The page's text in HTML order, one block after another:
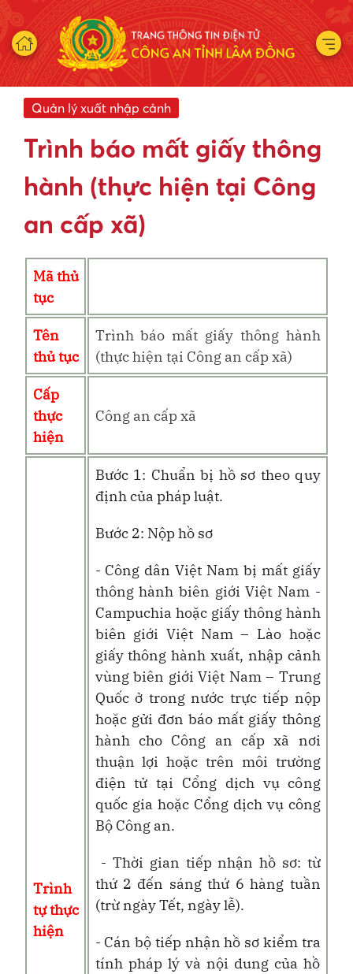
Quản lý xuất nhập cảnh
Trình báo mất giấy thông
hành (thực hiện tại Công
an cấp xã)
Mã thủ
tục
Tên
thủ tục
Trình báo mất giấy thông hành
(thực hiện tại Công an cấp xã)
Cấp
thực
hiện
Công an cấp xã
Trình
tự thực
hiện
Bước 1: Chuẩn bị hồ sơ theo quy
định của pháp luật.
Bước 2: Nộp hồ sơ
- Công dân Việt Nam bị mất giấy
thông hành biên giới Việt Nam -
Campuchia hoặc giấy thông hành
biên giới Việt Nam – Lào hoặc
giấy thông hành xuất, nhập cảnh
vùng biên giới Việt Nam – Trung
Quốc ở trong nước trực tiếp nộp
hoặc gửi đơn báo mất giấy thông
hành cho Công an cấp xã nơi
thuận lợi hoặc trên môi trường
điện tử tại Cổng dịch vụ công
quốc gia hoặc Cổng dịch vụ công
Bộ Công an.
- Thời gian tiếp nhận hồ sơ: từ
thứ 2 đến sáng thứ 6 hàng tuần
(trừ ngày Tết, ngày lễ).
- Cán bộ tiếp nhận hồ sơ kiểm tra
tính pháp lý và nội dung của hồ